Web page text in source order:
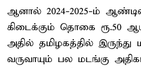
ஆனால் 2024-2025-ம்
கிடைக்கும் தொகை ரூ.50
அதில் தமிழகத்தில் இருந்து
வருவாயும் பல மடங்கு